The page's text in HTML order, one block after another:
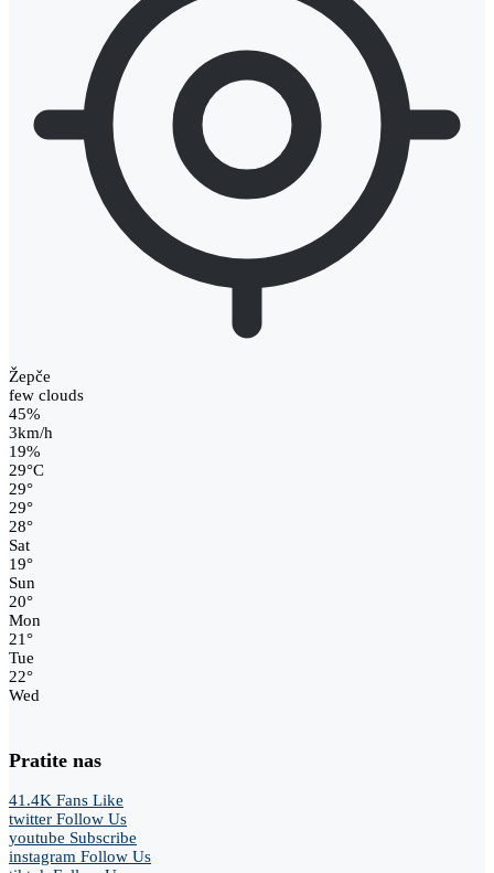
Žepče
few clouds
45%
3km/h
19%
29°C
29°
29°
28°
Sat
19°
Sun
20°
Mon
21°
Tue
22°
Wed
Pratite nas
41.4K Fans Like
twitter Follow Us
youtube Subscribe
instagram Follow Us